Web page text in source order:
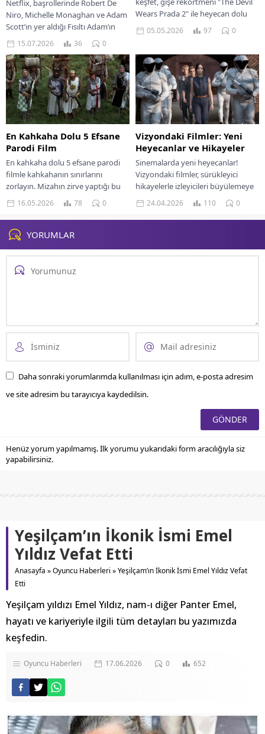
Netflix, başrollerinde Robert De
Niro, Michelle Monaghan ve Adam
Scott’ın yer aldığı Fısıltı Adam’ın
resmi fragmanını paylaştı. Alex
North’un New...
15.07.2026 36 0
Wears Prada 2" ile heyecan dolu
anlar ve sürprizlerle dolu bir
yolculuğa...
05.05.2026 97 0
En Kahkaha Dolu 5 Efsane
Parodi Film
En kahkaha dolu 5 efsane parodi
filmle kahkahanın sınırlarını
zorlayın. Mizahın zirve yaptığı bu
yapımları kaçırmayın.
16.05.2026 78 0
Vizyondaki Filmler: Yeni
Heyecanlar ve Hikayeler
Sinemalarda yeni heyecanlar!
Vizyondaki filmler, sürükleyici
hikayelerle izleyicileri büyülemeye
hazır. Yeni yapımları kaçırmayın!
24.04.2026 110 0
YORUMLAR
Daha sonraki yorumlarımda kullanılması için adım, e-posta adresim
ve site adresim bu tarayıcıya kaydedilsin.
Henüz yorum yapılmamış. İlk yorumu yukarıdaki form aracılığıyla siz
yapabilirsiniz.
Yeşilçam’ın İkonik İsmi Emel
Yıldız Vefat Etti
Anasayfa »Oyuncu Haberleri »Yeşilçam’ın İkonik İsmi Emel Yıldız Vefat
Etti
Yeşilçam yıldızı Emel Yıldız, nam-ı diğer Panter Emel,
hayatı ve kariyeriyle ilgili tüm detayları bu yazımızda
keşfedin.
Oyuncu Haberleri 17.06.2026 0 652